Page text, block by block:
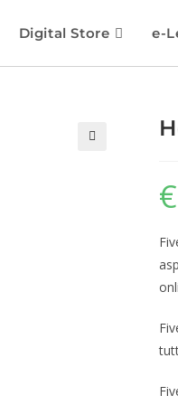
Digital Store e-
€